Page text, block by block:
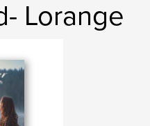
Lorange